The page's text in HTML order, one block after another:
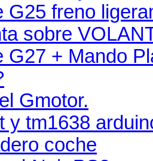
G25 freno
sobre
G27 + Mando
Gmotor.
y tm1638
coche